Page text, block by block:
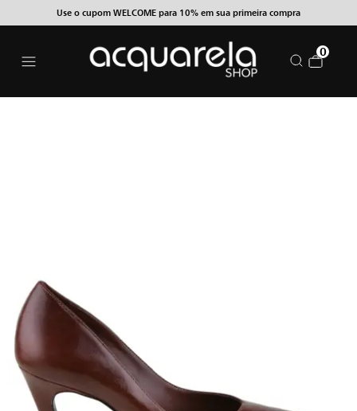
Use o cupom WELCOME para 10% em sua primeira compra
0